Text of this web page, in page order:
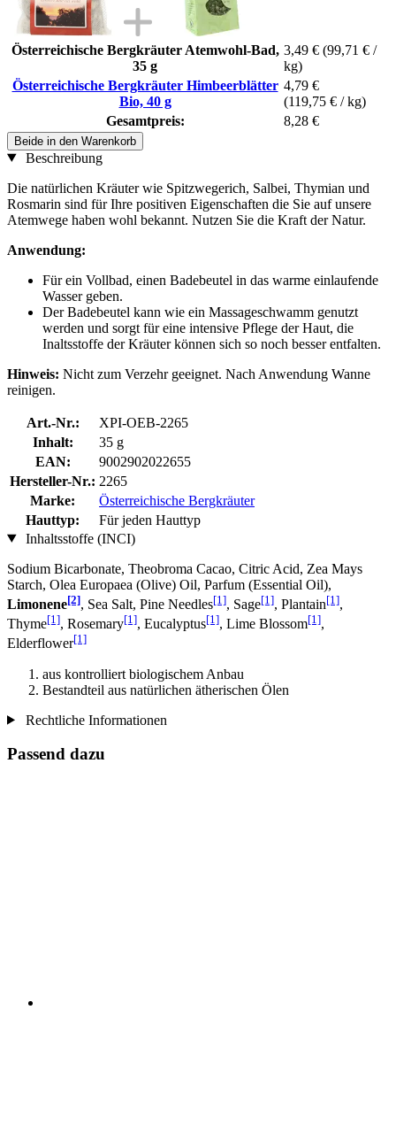
Österreichische Bergkräuter Atemwohl-Bad,
35 g
3,49 € (99,71 € /
kg)
Österreichische Bergkräuter Himbeerblätter
Bio, 40 g
4,79 €
(119,75 € / kg)
Gesamtpreis:
8,28 €
Beide in den Warenkorb
Beschreibung
Die natürlichen Kräuter wie Spitzwegerich, Salbei, Thymian und
Rosmarin sind für Ihre positiven Eigenschaften die Sie auf unsere
Atemwege haben wohl bekannt. Nutzen Sie die Kraft der Natur.
Anwendung:
Für ein Vollbad, einen Badebeutel in das warme einlaufende
Wasser geben.
Der Badebeutel kann wie ein Massageschwamm genutzt
werden und sorgt für eine intensive Pflege der Haut, die
Inaltsstoffe der Kräuter können sich so noch besser entfalten.
Hinweis: Nicht zum Verzehr geeignet. Nach Anwendung Wanne
reinigen.
Art.-Nr.:
XPI-OEB-2265
Inhalt:
35 g
EAN:
9002902022655
Hersteller-Nr.: 2265
Marke:
Österreichische Bergkräuter
Hauttyp:
Für jeden Hauttyp
Inhaltsstoffe (INCI)
Sodium Bicarbonate, Theobroma Cacao, Citric Acid, Zea Mays
Starch, Olea Europaea (Olive) Oil, Parfum (Essential Oil),
Limonene[2], Sea Salt, Pine Needles[1], Sage[1], Plantain[1],
Thyme[1], Rosemary[1], Eucalyptus[1], Lime Blossom[1],
Elderflower[1]
aus kontrolliert biologischem Anbau
Bestandteil aus natürlichen ätherischen Ölen
Rechtliche Informationen
Passend dazu